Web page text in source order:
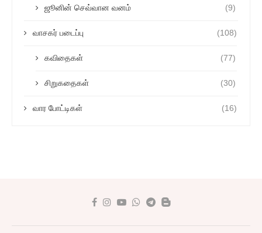
ஜூனின் செவ்வான வனம் (9)
வாசகர் படைப்பு (108)
கவிதைகள் (77)
சிறுகதைகள் (30)
வார போட்டிகள் (16)